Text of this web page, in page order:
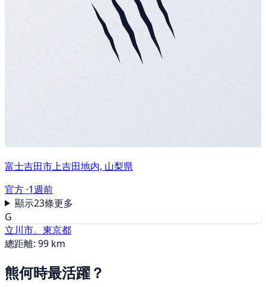
富士吉田市上吉田地内, 山梨県
官方 ·1週前
顯示23條更多
G
立川市、東京都
總距離: 99 km
熊何時最活躍？